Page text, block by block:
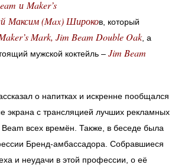
и Maker’s
Максим (Max) Широков, который
Mark, Jim Beam Double Oak , а
мужской коктейль – Jim Beam
о напитках и искренне пообщался
экрана с трансляцией лучших рекламных
всех времён. Также, в беседе была
Бренд-амбассадора. Собравшиеся
и неудачи в этой профессии, о её